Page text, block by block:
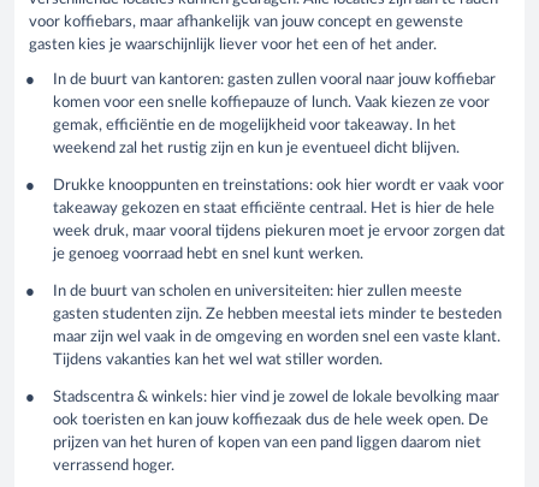
voor koffiebars, maar afhankelijk van jouw concept en gewenste
gasten kies je waarschijnlijk liever voor het een of het ander.
In de buurt van kantoren: gasten zullen vooral naar jouw koffiebar
komen voor een snelle koffiepauze of lunch. Vaak kiezen ze voor
gemak, efficiëntie en de mogelijkheid voor takeaway. In het
weekend zal het rustig zijn en kun je eventueel dicht blijven.
Drukke knooppunten en treinstations: ook hier wordt er vaak voor
takeaway gekozen en staat efficiënte centraal. Het is hier de hele
week druk, maar vooral tijdens piekuren moet je ervoor zorgen dat
je genoeg voorraad hebt en snel kunt werken.
In de buurt van scholen en universiteiten: hier zullen meeste
gasten studenten zijn. Ze hebben meestal iets minder te besteden
maar zijn wel vaak in de omgeving en worden snel een vaste klant.
Tijdens vakanties kan het wel wat stiller worden.
Stadscentra & winkels: hier vind je zowel de lokale bevolking maar
ook toeristen en kan jouw koffiezaak dus de hele week open. De
prijzen van het huren of kopen van een pand liggen daarom niet
verrassend hoger.